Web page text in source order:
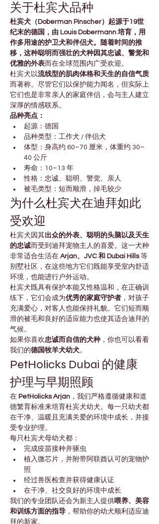
关于杜宾犬品种
杜宾犬（Doberman Pinscher）起源于19世
纪末的德国，由 Louis Dobermann 培育，用
作多用途的护卫犬和伴侣犬。随着时间的推
移，这种聪明而强壮的犬种因其忠诚、警觉和
优雅的外表而在全球范围内广受欢迎。
杜宾犬以流线型的肌肉体格和天生的自信气质
而著称。尽管它们以保护能力闻名，但实际上
它们也是非常亲人的家庭伴侣，会与主人建立
深厚的情感联系。
品种亮点：
起源：德国
品种类型：工作犬 / 伴侣犬
体型：身高约 60–70 厘米，体重约 30–
40 公斤
寿命：10–13 年
性格：忠诚、聪明、警觉、亲人
被毛类型：短而顺滑，掉毛较少
为什么杜宾犬在迪拜如此
受欢迎
杜宾犬因其出众的外表、聪明的头脑以及天生
的忠诚而受到迪拜宠物主人的喜爱。这一犬种
非常适合生活在 Arjan、JVC 和 Dubai Hills 等
别墅社区，在这些地方它们既能享受室内舒适
环境，也能进行户外运动。
杜宾犬既具有保护本能又性格温和，在正确训
练下，它们会成为优秀的家庭守护者 ，对孩子
充满爱心，对客人也能保持礼貌。它们短而顺
滑的被毛和良好的适应能力也使其适合迪拜的
气候。
如果你喜欢忠诚而自信的犬种 ，你也可以看看
我们的德国牧羊犬幼犬。
PetHolicks Dubai 的健康
护理与早期照顾
在 PetHolicks Arjan ，我们严格遵循健康和道
德繁育标准来培育杜宾犬幼犬。每一只幼犬都
在干净、温暖且充满关爱的环境中成长，并接
受专业护理。
每只杜宾犬母幼犬都：
完成疫苗接种并驱虫
植入微芯片，并附带阿联酋认可的宠物护
照
经过兽医检查并获得健康认证
在干净、社交良好的环境中成长
我们的专业团队还会为新主人提供喂养、美容
和训练方面的指导 ，帮助你的幼犬顺利适应迪
拜的新家。